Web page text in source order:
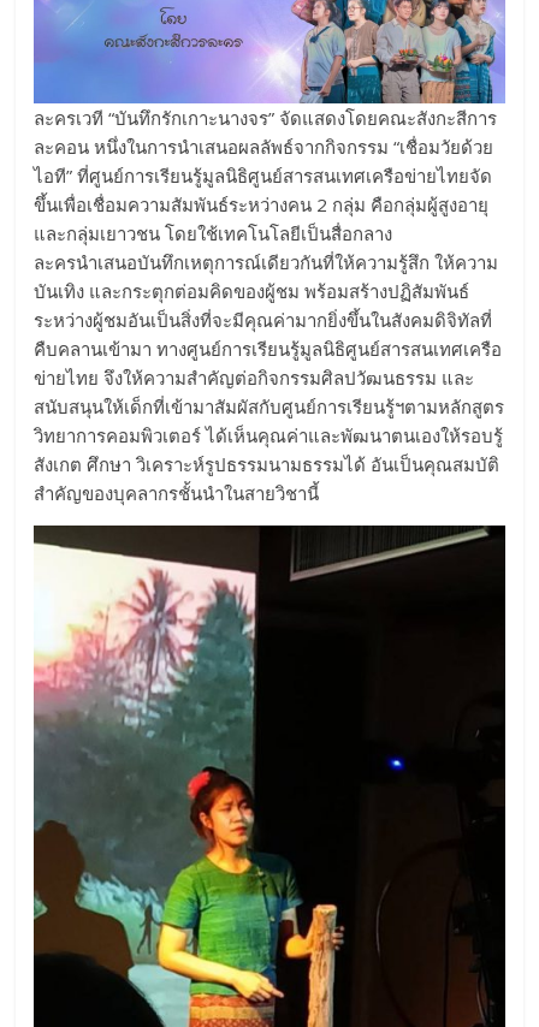
ละครเวที “บันทึกรักเกาะนางจร” จัดแสดงโดยคณะสังกะสีการ
ละคอน หนึ่งในการนำเสนอผลลัพธ์จากกิจกรรม “เชื่อมวัยด้วย
ไอที” ที่ศูนย์การเรียนรู้มูลนิธิศูนย์สารสนเทศเครือข่ายไทยจัด
ขึ้นเพื่อเชื่อมความสัมพันธ์ระหว่างคน 2 กลุ่ม คือกลุ่มผู้สูงอายุ
และกลุ่มเยาวชน โดยใช้เทคโนโลยีเป็นสื่อกลาง
ละครนำเสนอบันทึกเหตุการณ์เดียวกันที่ให้ความรู้สึก ให้ความ
บันเทิง และกระตุกต่อมคิดของผู้ชม พร้อมสร้างปฏิสัมพันธ์
ระหว่างผู้ชมอันเป็นสิ่งที่จะมีคุณค่ามากยิ่งขึ้นในสังคมดิจิทัลที่
คืบคลานเข้ามา ทางศูนย์การเรียนรู้มูลนิธิศูนย์สารสนเทศเครือ
ข่ายไทย จึงให้ความสำคัญต่อกิจกรรมศิลปวัฒนธรรม และ
สนับสนุนให้เด็กที่เข้ามาสัมผัสกับศูนย์การเรียนรู้ฯตามหลักสูตร
วิทยาการคอมพิวเตอร์ ได้เห็นคุณค่าและพัฒนาตนเองให้รอบรู้
สังเกต ศึกษา วิเคราะห์รูปธรรมนามธรรมได้ อันเป็นคุณสมบัติ
สำคัญของบุคลากรชั้นนำในสายวิชานี้